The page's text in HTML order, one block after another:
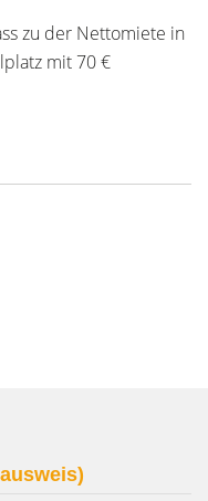
zu der Nettomiete in
mit 70 €